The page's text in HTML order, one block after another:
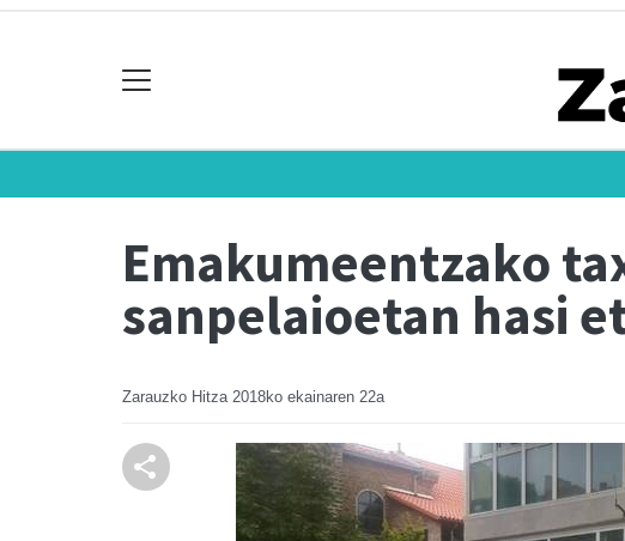
Emakumeentzako
sanpelaioetan hasi
Zarauzko Hitza 2018ko ekainaren 22a